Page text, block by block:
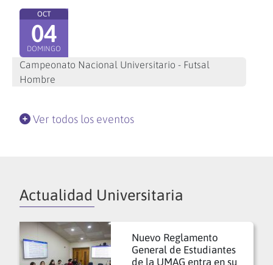
OCT
04
DOMINGO
Campeonato Nacional Universitario - Futsal
Hombre
Ver todos los eventos
Actualidad Universitaria
Nuevo Reglamento
General de Estudiantes
de la UMAG entra en su